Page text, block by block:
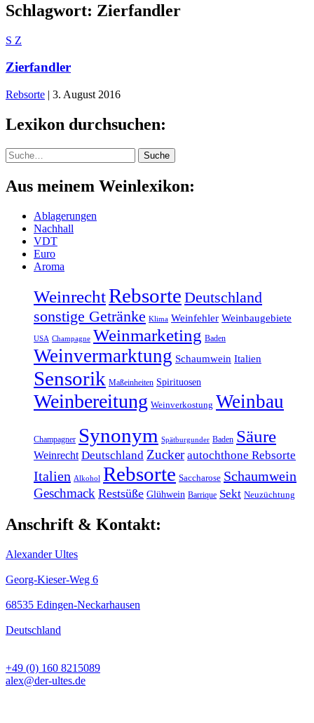
Schlagwort: Zierfandler
S Z
Zierfandler
Rebsorte | 3. August 2016
Lexikon durchsuchen:
Suche Suche
Aus meinem Weinlexikon:
Ablagerungen
Nachhall
VDT
Euro
Aroma
WeinrechtRebsorte Deutschland
sonstige Getränke Klima Weinfehler Weinbaugebiete
USA Champagne Weinmarketing Baden
Weinvermarktung Schaumwein Italien
Sensorik Maßeinheiten Spirituosen
Weinbereitung Weinverkostung Weinbau
Champagner Synonym Spätburgunder Baden Säure
Weinrecht Deutschland Zucker autochthone Rebsorte
Italien Alkohol Rebsorte Saccharose Schaumwein
Geschmack Restsüße Glühwein Barrique Sekt Neuzüchtung
Anschrift & Kontakt:
Alexander Ultes
Georg-Kieser-Weg 6
68535 Edingen-Neckarhausen
Deutschland
+49 (0) 160 8215089
alex@der-ultes.de